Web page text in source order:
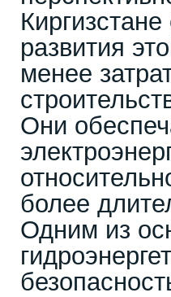
развития
менее
Они
более
Одним из